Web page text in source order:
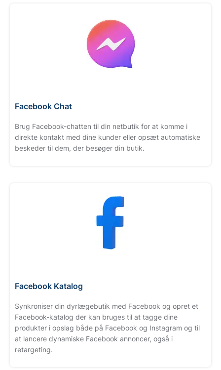
Facebook Chat
Brug Facebook-chatten til din netbutik for at komme i
direkte kontakt med dine kunder eller opsæt automatiske
beskeder til dem, der besøger din butik.
Facebook Katalog
Synkroniser din dyrlægebutik med Facebook og opret et
Facebook-katalog der kan bruges til at tagge dine
produkter i opslag både på Facebook og Instagram og til
at lancere dynamiske Facebook annoncer, også i
retargeting.